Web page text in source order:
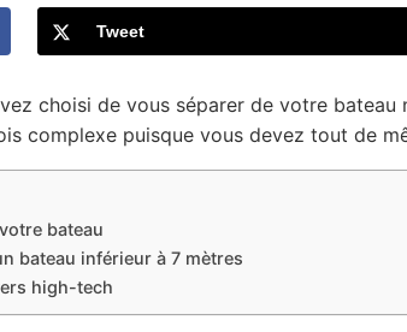
Tweet
choisi de vous séparer de votre
complexe puisque vous devez tout de
bateau
bateau inférieur à 7 mètres
high-tech